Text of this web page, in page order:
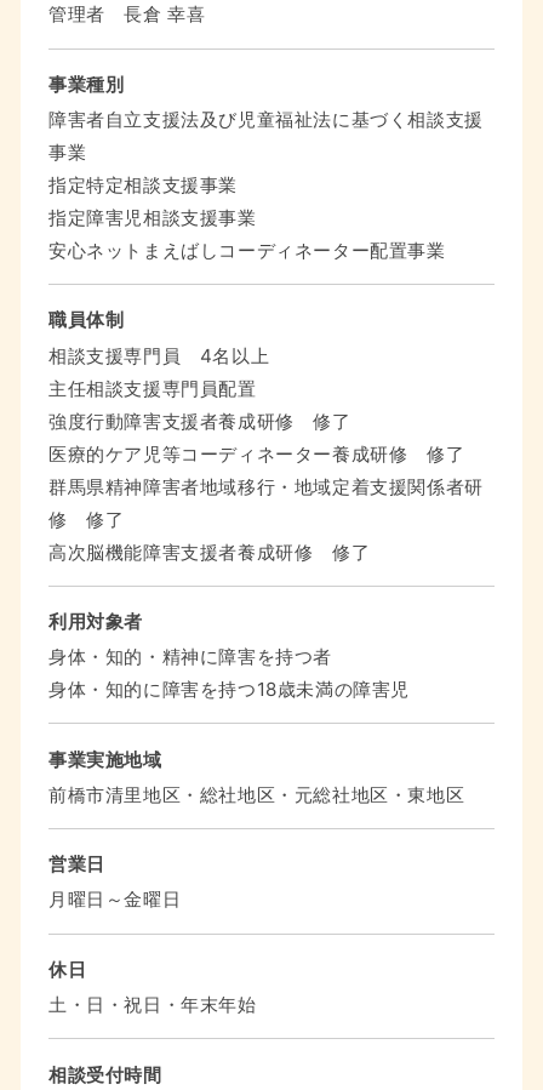
管理者 長倉 幸喜
事業種別
障害者自立支援法及び児童福祉法に基づく相談支援
事業
指定特定相談支援事業
指定障害児相談支援事業
安心ネットまえばしコーディネーター配置事業
職員体制
相談支援専門員 4名以上
主任相談支援専門員配置
強度行動障害支援者養成研修 修了
医療的ケア児等コーディネーター養成研修 修了
群馬県精神障害者地域移行・地域定着支援関係者研
修 修了
高次脳機能障害支援者養成研修 修了
利用対象者
身体・知的・精神に障害を持つ者
身体・知的に障害を持つ18歳未満の障害児
事業実施地域
前橋市清里地区・総社地区・元総社地区・東地区
営業日
月曜日～金曜日
休日
土・日・祝日・年末年始
相談受付時間